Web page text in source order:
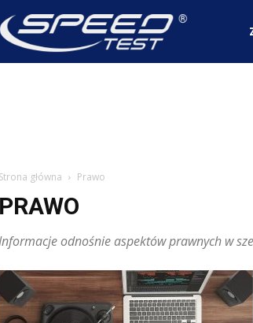
Strona główna Prawo
PRAWO
odnośnie aspektów prawnych w